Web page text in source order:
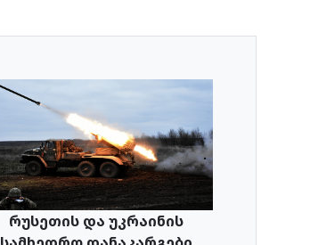
რუსეთის და უკრაინის